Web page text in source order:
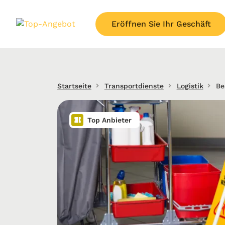
Eröffnen Sie Ihr Geschäft
Startseite Transportdienste Logistik
Top Anbieter